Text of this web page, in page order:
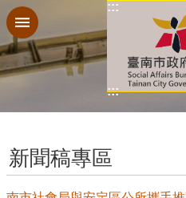
跳到主要內容區塊
:::
:::
新聞稿專區